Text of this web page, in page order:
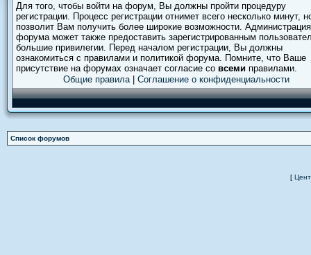
Для того, чтобы войти на форум, Вы должны пройти процедуру
регистрации. Процесс регистрации отнимет всего несколько минут,
позволит Вам получить более широкие возможности. Администрация
форума может также предоставить зарегистрированным
большие привилегии. Перед началом регистрации, Вы должны
ознакомиться с правилами и политикой форума. Помните, что Ваше
присутствие на форумах означает согласие со всеми правилами.
Общие правила| Соглашение о конфиденциальности
Список форумов
[